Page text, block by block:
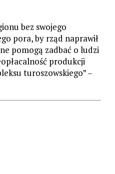
bez swojego
pora, by rząd naprawił
pomogą zadbać o ludzi
produkcji
turoszowskiego” –